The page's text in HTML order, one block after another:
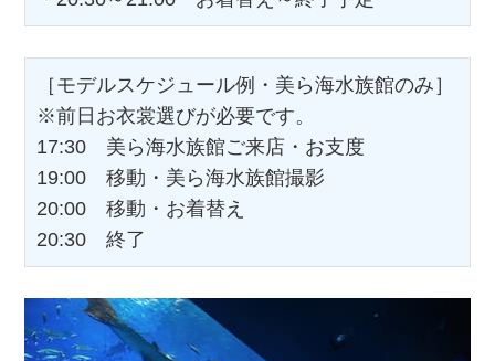
［モデルスケジュール例・美ら海水族館のみ］
※前日お衣裳選びが必要です。
17:30 美ら海水族館ご来店・お支度
19:00 移動・美ら海水族館撮影
20:00 移動・お着替え
20:30 終了